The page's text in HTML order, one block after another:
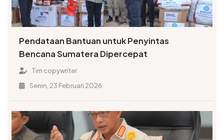
Pendataan Bantuan untuk Penyintas
Bencana Sumatera Dipercepat
Tim copywriter
Senin, 23 Februari 2026